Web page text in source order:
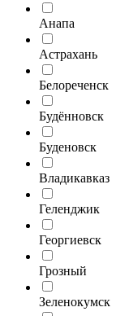
Анапа
Астрахань
Белореченск
Будённовск
Буденовск
Владикавказ
Геленджик
Георгиевск
Грозный
Зеленокумск